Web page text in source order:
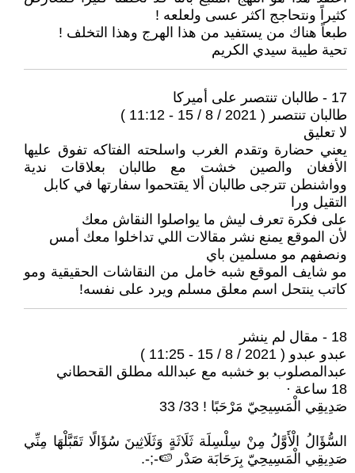
كثيراً ونتحاجج اكثر عسى ولعلعه !
طبعاً هناك من يستفيد من هذا الهرج وهذا التخلف !
تحية طيبة سيدي الكريم
17 - طالبان تنتصىر على أميركا
طالبان تنتصىر ( 2021 / 8 / 15 - 11:12 )
لا تعليق
يعني حضارة وتقدم الغرب واسلحته الفتاكه تفوق عليها
الأفغان والصين خشت مع طالبان بعلاقات ندية
وواشنطن تترجى طالبان ألا يقتحموا سفارتها في كابل
التقيل ورا
على فكرة تعرف ليش ما يواصلوا النقاش معك
لأن الموقع يمنع نشر مقالات اللي تداخلوا معك أمس
ونصفهم مو مسلمين باي
مو شايف الموقع شبه خامل من النقاشات الحقيقية ومو
كاتب ينتحل اسم معلق مسلم ويرد على نفسه!
18 - مقال لم ينشر
عبدو عبدو ( 2021 / 8 / 15 - 11:25 )
عبدالمصلوب بو خشبه‏ مع ‏عبدالله مطلق القحطاني‏
صَدِيقِي الْمَسِيحِيّ مَرْحَبًا ! 33/ 33
السُّؤَالُ الْأَوَّلُ مِنْ سِلْسِلَة ثَلَاثَةٍ وَثَلَاثِينَ سُؤَالًا تَقَبَّلْهَا مِنِّي
صَدِيقِي الْمَسِيحِيّ بِرَحَابَة صَدْر 🍉-;-.